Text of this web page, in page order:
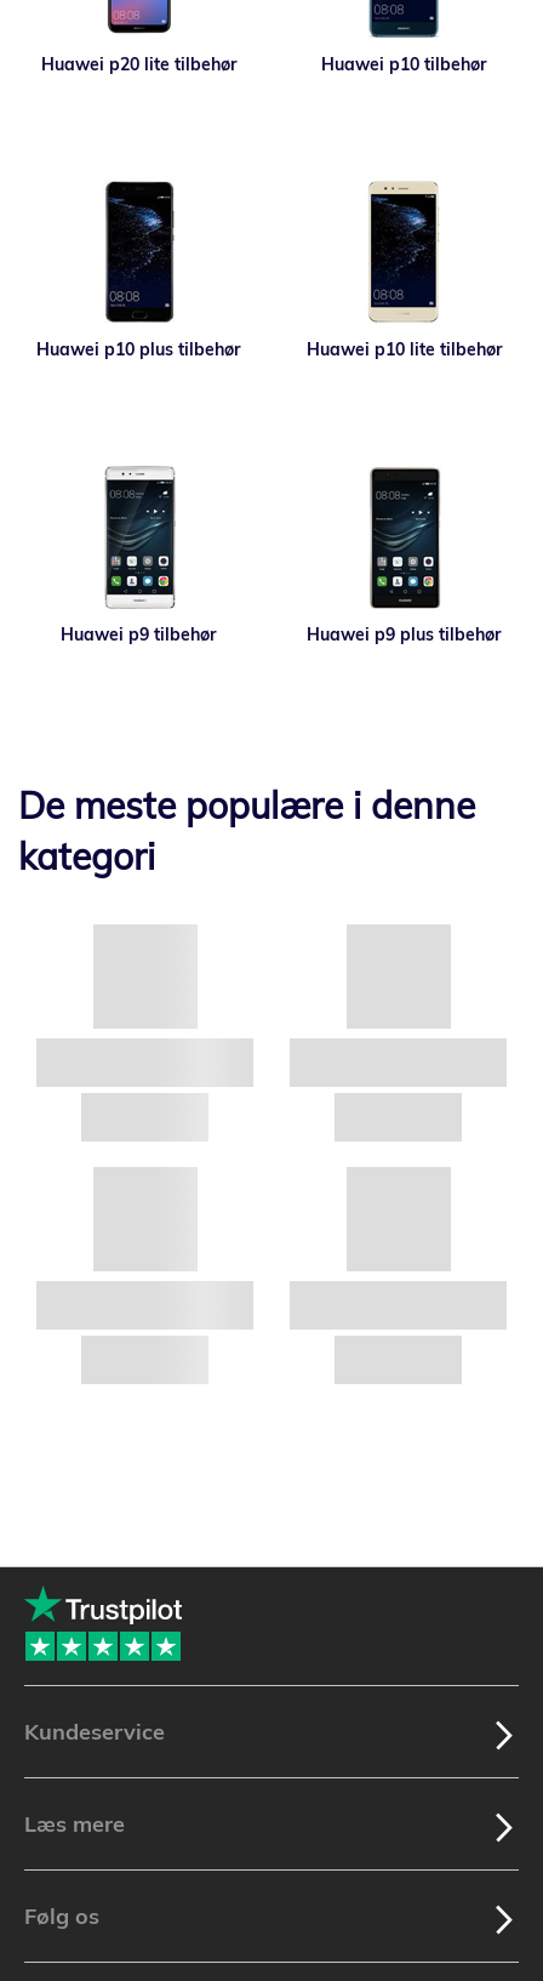
Huawei p20 lite tilbehør Huawei p10 tilbehør
Huawei p10 plus tilbehør Huawei p10 lite tilbehør
Huawei p9 tilbehør Huawei p9 plus tilbehør
De meste populære i denne
kategori
Kundeservice
Læs mere
Følg os